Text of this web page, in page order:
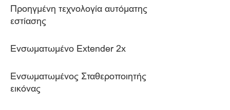
Προηγμένη τεχνολογία αυτόματης
εστίασης
Ενσωματωμένο Extender 2x
Ενσωματωμένος Σταθεροποιητής
εικόνας